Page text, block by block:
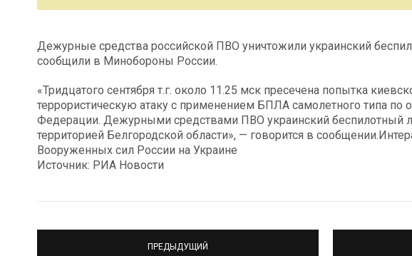
Дежурные средства российской ПВО уничтожили украинский
сообщили в Минобороны России.
«Тридцатого сентября т.г. около 11.25 мск пресечена попытка
террористическую атаку c применением БПЛА самолетного типа по
Федерации. Дежурными средствами ПВО украинский беспилотный
территорией Белгородской области», — говорится в
Вооруженных сил России на Украине
Источник: РИА Новости
ПРЕДЫДУЩИЙ